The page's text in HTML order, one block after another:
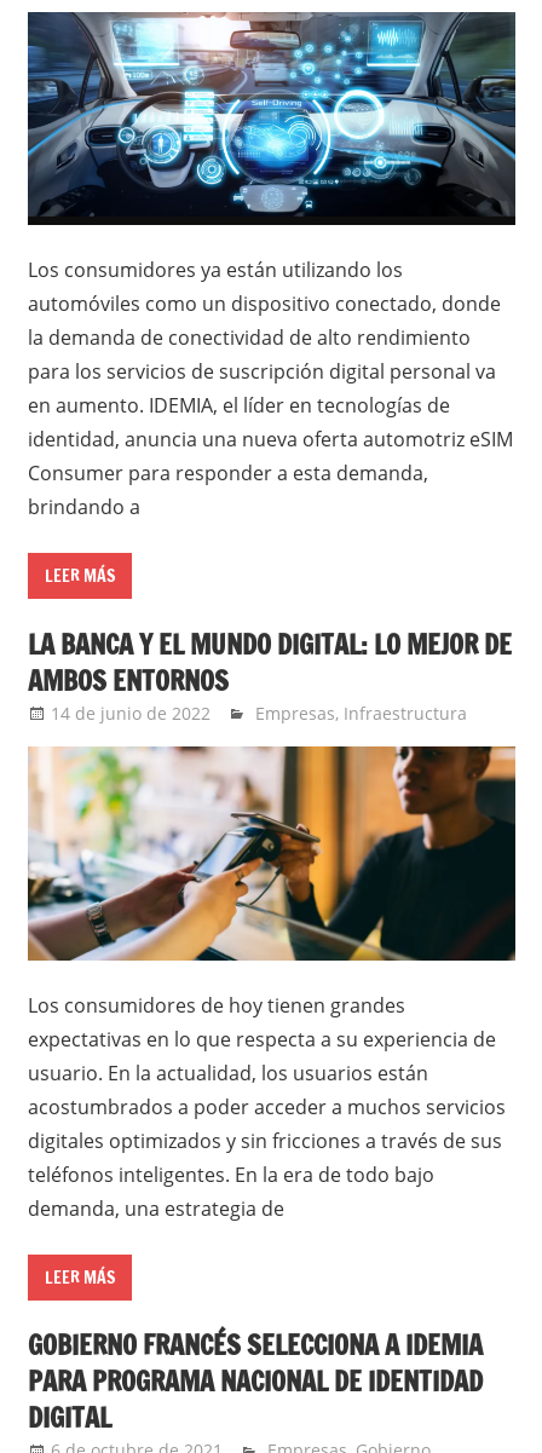
Los consumidores ya están utilizando los
automóviles como un dispositivo conectado, donde
la demanda de conectividad de alto rendimiento
para los servicios de suscripción digital personal va
en aumento. IDEMIA, el líder en tecnologías de
identidad, anuncia una nueva oferta automotriz eSIM
Consumer para responder a esta demanda,
brindando a
LEER MÁS
LA BANCA Y EL MUNDO DIGITAL: LO MEJOR DE
AMBOS ENTORNOS
14 de junio de 2022 Ernesto Herrera
Empresas, Infraestructura
Los consumidores de hoy tienen grandes
expectativas en lo que respecta a su experiencia de
usuario. En la actualidad, los usuarios están
acostumbrados a poder acceder a muchos servicios
digitales optimizados y sin fricciones a través de sus
teléfonos inteligentes. En la era de todo bajo
demanda, una estrategia de
LEER MÁS
GOBIERNO FRANCÉS SELECCIONA A IDEMIA
PARA PROGRAMA NACIONAL DE IDENTIDAD
DIGITAL